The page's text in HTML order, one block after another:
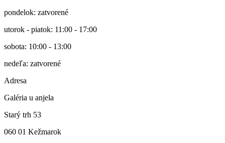
pondelok: zatvorené
utorok - piatok: 11:00 - 17:00
sobota: 10:00 - 13:00
nedeľa: zatvorené
Adresa
Galéria u anjela
Starý trh 53
060 01 Kežmarok